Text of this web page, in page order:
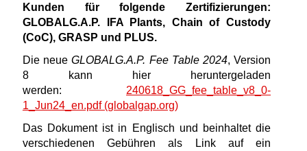
Kunden für folgende Zertifizierungen:
GLOBALG.A.P. IFA Plants, Chain of Custody
(CoC), GRASP und PLUS.
Die neueGLOBALG.A.P. Fee Table 2024, Version
8 kann hier heruntergeladen
werden: 240618_GG_fee_table_v8_0-
1_Jun24_en.pdf (globalgap.org)
Das Dokument ist in Englisch und beinhaltet die
verschiedenen Gebühren als Link auf ein